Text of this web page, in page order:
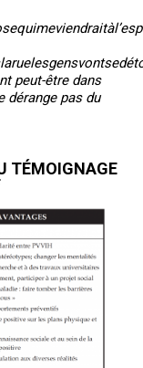
quimeviendraità
laruelesgensvontse
peut-être dans
dérange pas du
TÉMOIGNAGE